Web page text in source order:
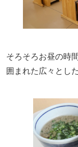
そろそろお昼の時
囲まれた広々とし